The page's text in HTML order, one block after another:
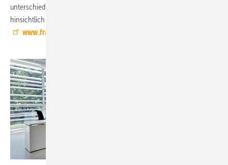
unterschiedlicher Funktionalität lassen sich so automatisch
hinsichtlich Hygiene und Wirtschaftlichkeit steuern.
www.franke.de